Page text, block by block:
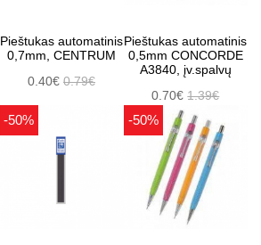
Pieštukas automatinis
0,7mm, CENTRUM
0.40€ 0.79€
Pieštukas automatinis
0,5mm CONCORDE
A3840, įv.spalvų
0.70€1.39€
-50% -50%